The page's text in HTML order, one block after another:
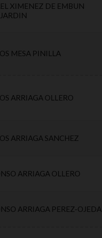
XIMENEZ DE EMBUN
MESA PINILLA
ARRIAGA OLLERO
ARRIAGA SANCHEZ
ARRIAGA OLLERO
ARRIAGA PEREZ-OJEDA